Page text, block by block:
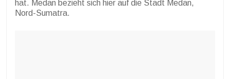
hat. Medan bezieht sich hier auf die Stadt Medan,
Nord-Sumatra.